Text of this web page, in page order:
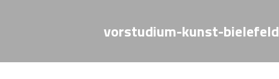
vorstudium-kunst-bielefeld